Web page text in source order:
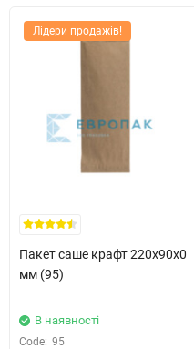
Лідери продажів!
Пакет саше крафт 220x90x0
мм (95)
В наявності
Code: 95